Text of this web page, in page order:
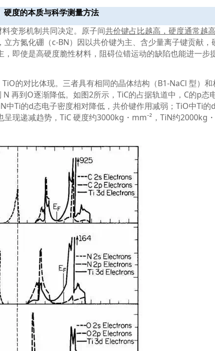
硬度的本质与科学测量方法
变形机制共同决定。原子间共价键占比越高，硬度通常越高
立方氮化硼（c-BN）因以共价键为主、含少量离子键贡献，
即使是高硬度脆性材料，阻碍位错运动的缺陷也能进一步
TiO的对比体现。三者具有相同的晶体结构（B1-NaCl型）和
N再到O逐渐降低。如图2所示，TiC的占据轨道中， C的p态
中Ti的d态电子密度相对降低，共价键作用减弱；TiO中Ti的
呈现递减趋势，TiC硬度约3000kg ・ mm⁻² ，TiN约2000kg ・